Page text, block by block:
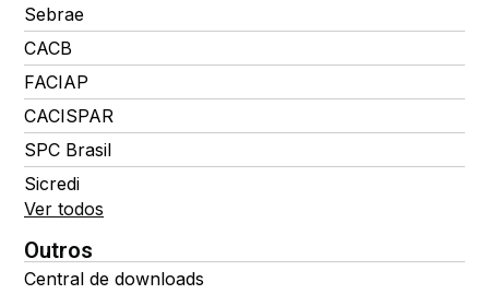
Sebrae
CACB
FACIAP
CACISPAR
SPC Brasil
Sicredi
Ver todos
Outros
Central de downloads